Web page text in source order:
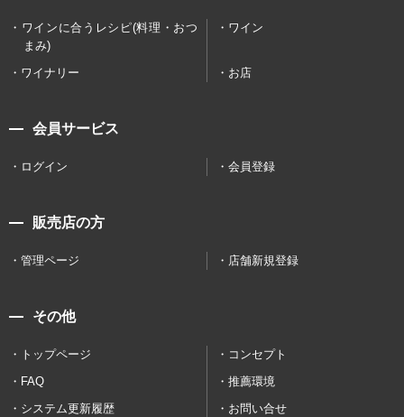
ワインに合うレシピ(料理・おつ
まみ)
ワイン
ワイナリー お店
会員サービス
ログイン 会員登録
販売店の方
管理ページ 店舗新規登録
その他
トップページ
コンセプト
FAQ
推薦環境
システム更新履歴
お問い合せ